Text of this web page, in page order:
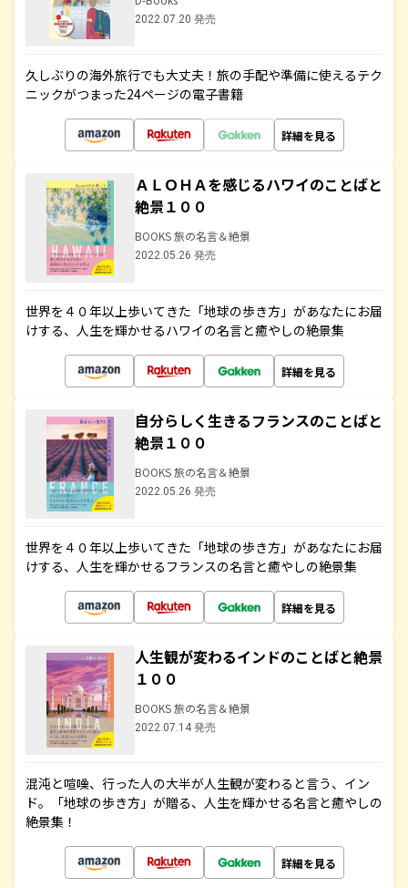
2022.07.20 発売
久しぶりの海外旅行でも大丈夫！旅の手配や準備に使えるテク
ニックがつまった24ページの電子書籍
詳細を見る
ＡＬＯＨＡを感じるハワイのことばと
絶景１００
BOOKS 旅の名言＆絶景
2022.05.26 発売
世界を４０年以上歩いてきた「地球の歩き方」があなたにお届
けする、人生を輝かせるハワイの名言と癒やしの絶景集
詳細を見る
自分らしく生きるフランスのことばと
絶景１００
BOOKS 旅の名言＆絶景
2022.05.26 発売
世界を４０年以上歩いてきた「地球の歩き方」があなたにお届
けする、人生を輝かせるフランスの名言と癒やしの絶景集
詳細を見る
人生観が変わるインドのことばと絶景
１００
BOOKS 旅の名言＆絶景
2022.07.14 発売
混沌と喧噪、行った人の大半が人生観が変わると言う、イン
ド。「地球の歩き方」が贈る、人生を輝かせる名言と癒やしの
絶景集！
詳細を見る